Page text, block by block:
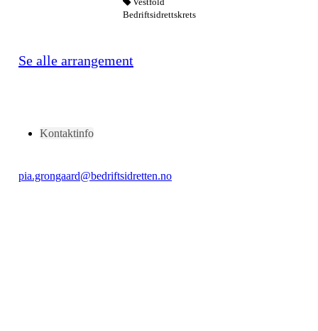
Bedriftsidrettskrets
Se alle arrangement
Kontaktinfo
pia.grongaard@bedriftsidretten.no